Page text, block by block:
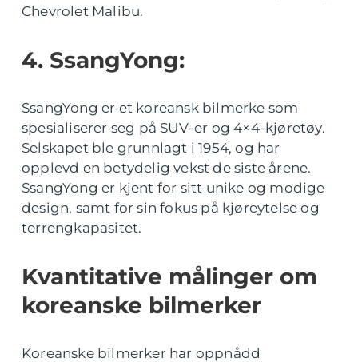
Chevrolet Malibu.
4. SsangYong:
SsangYong er et koreansk bilmerke som
spesialiserer seg på SUV-er og 4×4-kjøretøy.
Selskapet ble grunnlagt i 1954, og har
opplevd en betydelig vekst de siste årene.
SsangYong er kjent for sitt unike og modige
design, samt for sin fokus på kjøreytelse og
terrengkapasitet.
Kvantitative målinger om
koreanske bilmerker
Koreanske bilmerker har oppnådd